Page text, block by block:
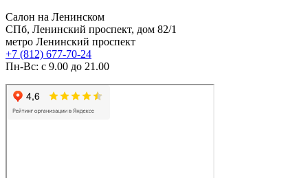
Салон на Ленинском
СПб, Ленинский проспект, дом 82/1
метро Ленинский проспект
+7 (812) 677-70-24
Пн-Вс: с 9.00 до 21.00